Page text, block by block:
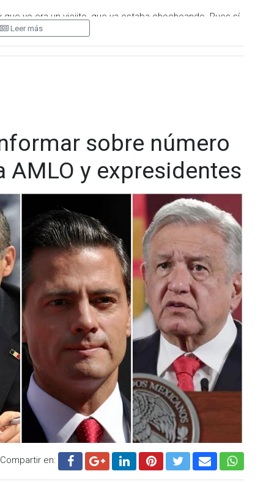
yo era un viejito, que ya estaba chocheando. Pues sí,
Fox este miércoles.
Leer más
sobre número
y expresidentes
Compartir en: